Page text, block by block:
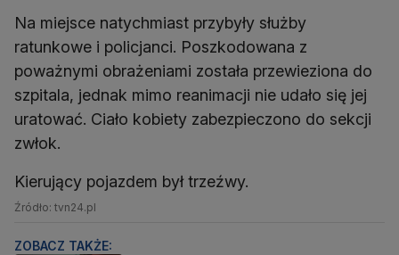
Na miejsce natychmiast przybyły służby
ratunkowe i policjanci. Poszkodowana z
poważnymi obrażeniami została przewieziona do
szpitala, jednak mimo reanimacji nie udało się jej
uratować. Ciało kobiety zabezpieczono do sekcji
zwłok.
Kierujący pojazdem był trzeźwy.
Źródło: tvn24.pl
ZOBACZ TAKŻE: